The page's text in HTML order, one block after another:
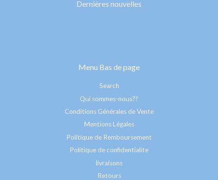
Dernières nouvelles
Menu Bas de page
Search
Qui sommes-nous??
Conditions Générales de Vente
Mentions Légales
Politique de Remboursement
Politique de confidentialite
livraisons
Retours